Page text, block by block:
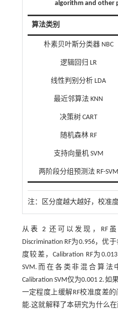
algorithm and other
算法类别
朴素贝叶斯分类器 NBC
逻辑回归 LR
线性判别分析 LDA
最近邻算法 KNN
决策树 CART
随机森林 RF
支持向量机 SVM
两阶段分组预测法 RF-SVM
注： 区分度越大越好，校准
从 表 2 还可以发现，RF
Discrimination RF为0.956，优
度较差，Calibration RF为
SVM.而在各类非混合算法
Calibration SVM仅为0.001 2.如
一定程度上缓解RF校准度差
能.这就解释了本研究为什么